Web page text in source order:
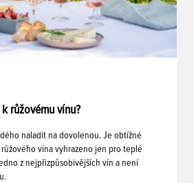
růžovému vínu?
naladit na dovolenou. Je obtížné
vína vyhrazeno jen pro teplé
z nejpřizpůsobivějších vín a není